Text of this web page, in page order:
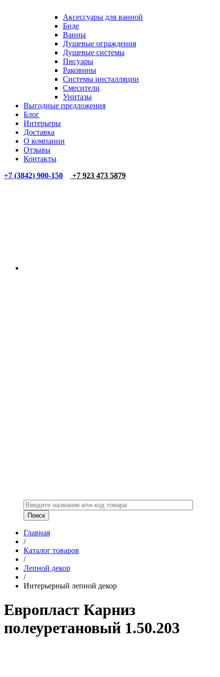
Аксессуары для ванной
Биде
Ванны
Душевые ограждения
Душевые системы
Писуары
Раковины
Системы инсталляции
Смесители
Унитазы
Выгодные предложения
Блог
Интерьеры
Доставка
О компании
Отзывы
Контакты
+7 (3842) 900-150
+7 923 473 5879
Главная
/
Каталог товаров
/
Лепной декор
/
Интерьерный лепной декор
Европласт Карниз
полеуретановый 1.50.203